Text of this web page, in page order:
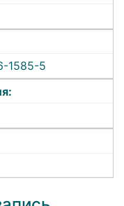
1585-5